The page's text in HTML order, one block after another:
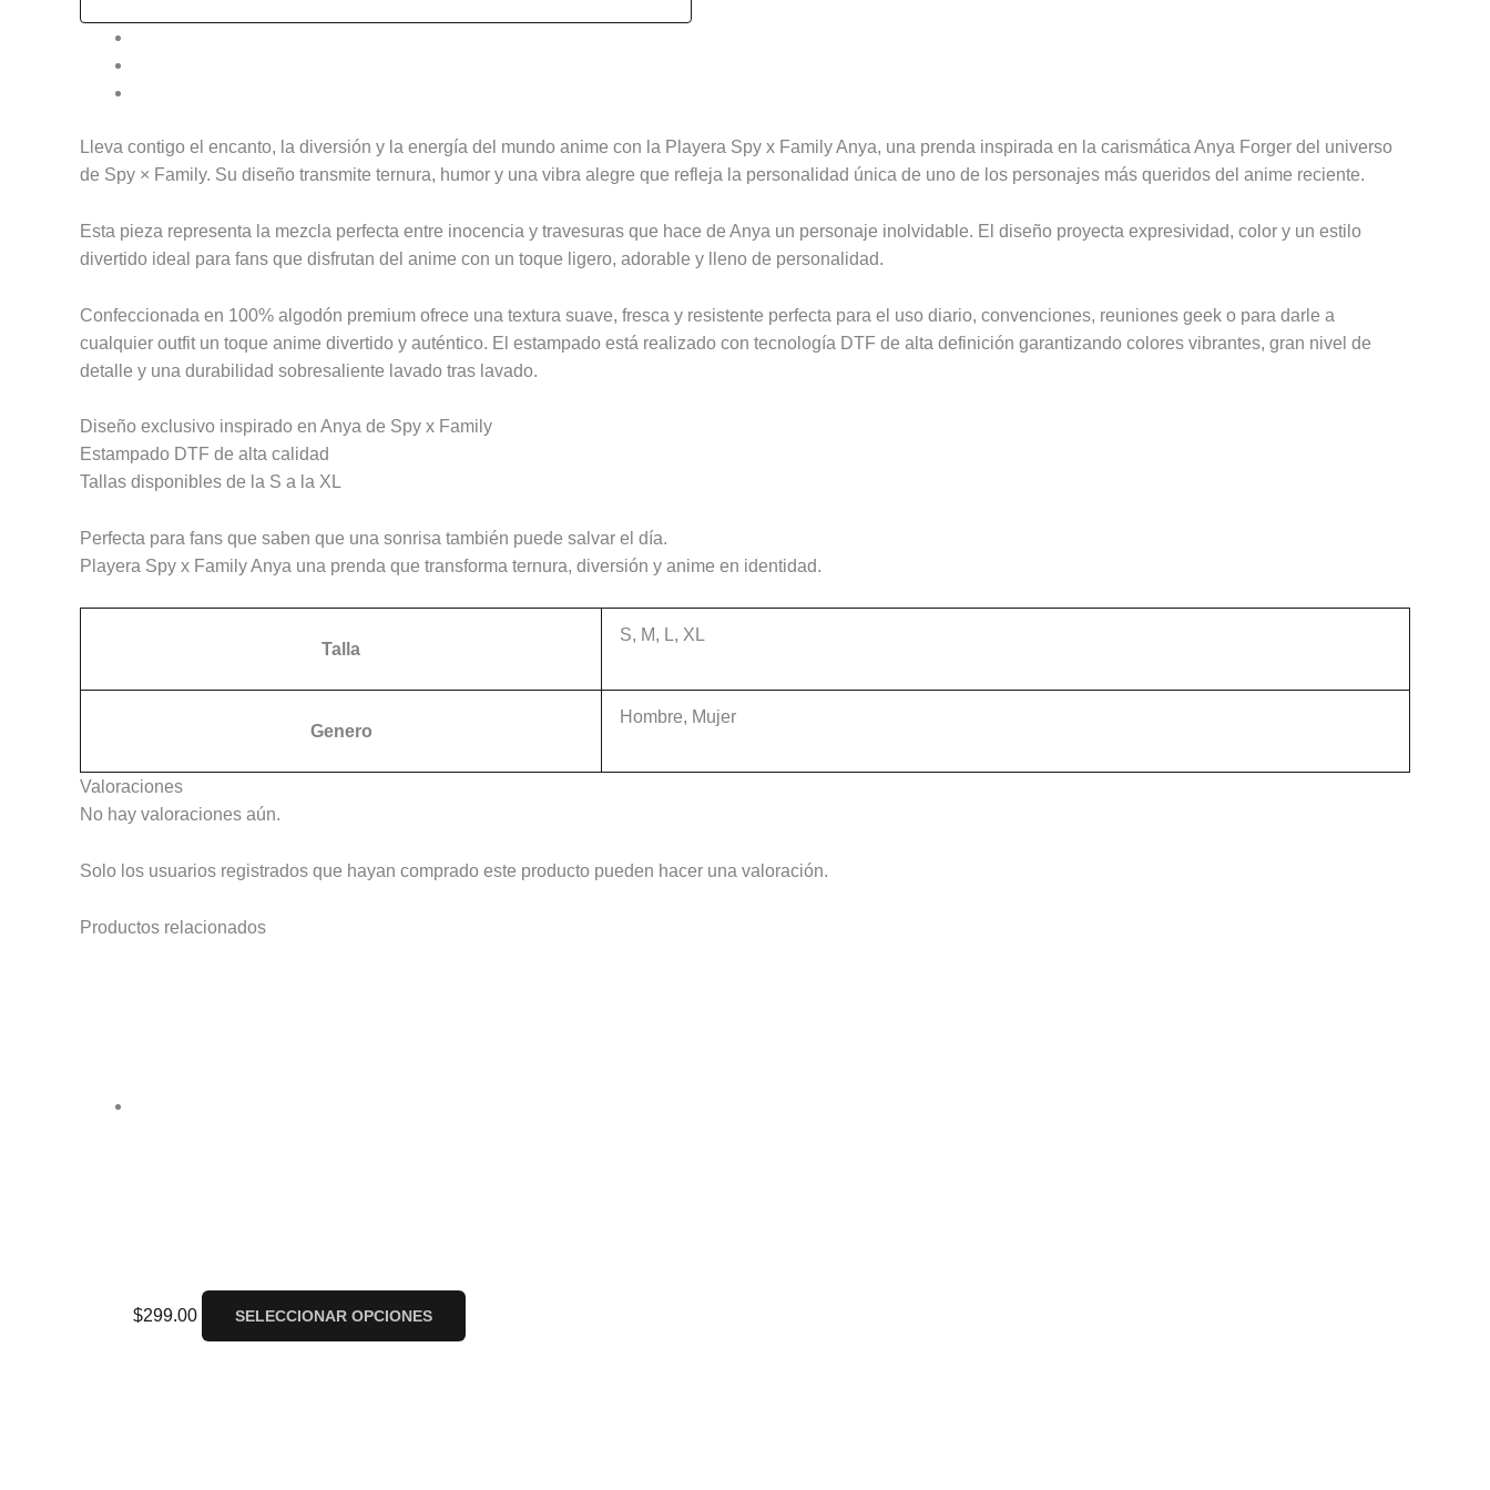
Lleva contigo el encanto, la diversión y la energía del mundo anime con la Playera Spy x Family Anya, una prenda inspirada en la carismática Anya Forger del universo
de Spy × Family. Su diseño transmite ternura, humor y una vibra alegre que refleja la personalidad única de uno de los personajes más queridos del anime reciente.
Esta pieza representa la mezcla perfecta entre inocencia y travesuras que hace de Anya un personaje inolvidable. El diseño proyecta expresividad, color y un estilo
divertido ideal para fans que disfrutan del anime con un toque ligero, adorable y lleno de personalidad.
Confeccionada en 100% algodón premium ofrece una textura suave, fresca y resistente perfecta para el uso diario, convenciones, reuniones geek o para darle a
cualquier outfit un toque anime divertido y auténtico. El estampado está realizado con tecnología DTF de alta definición garantizando colores vibrantes, gran nivel de
detalle y una durabilidad sobresaliente lavado tras lavado.
Diseño exclusivo inspirado en Anya de Spy x Family
Estampado DTF de alta calidad
Tallas disponibles de la S a la XL
Perfecta para fans que saben que una sonrisa también puede salvar el día.
Playera Spy x Family Anya una prenda que transforma ternura, diversión y anime en identidad.
Talla
S, M, L, XL
Genero
Hombre, Mujer
Valoraciones
No hay valoraciones aún.
Solo los usuarios registrados que hayan comprado este producto pueden hacer una valoración.
Productos relacionados
Playera Death Note Ryuk
$299.00 SELECCIONAR OPCIONES